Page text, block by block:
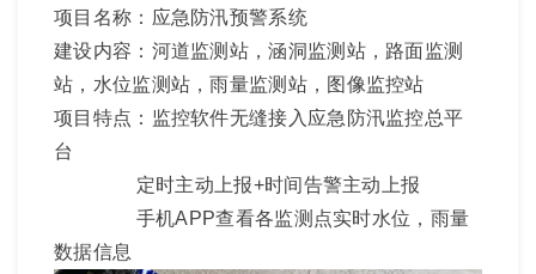
项目名称：应急防汛预警系统
建设内容：河道监测站，涵洞监测站，路面监测
站，水位监测站，雨量监测站，图像监控站
项目特点：监控软件无缝接入应急防汛监控总平
台
定时主动上报+时间告警主动上报
手机APP查看各监测点实时水位，雨量
数据信息